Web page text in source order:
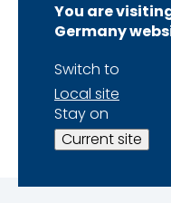
You are
Germany
Switch to
Local site
Stay on
Current site
mit